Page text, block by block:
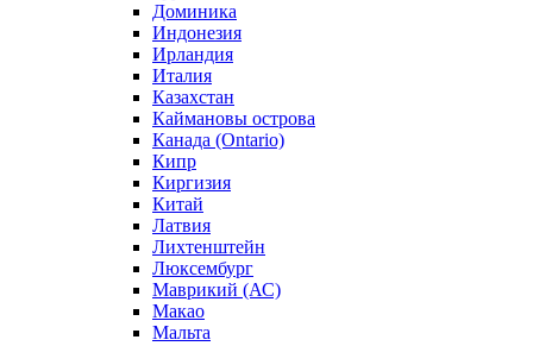
Доминика
Индонезия
Ирландия
Италия
Казахстан
Каймановы острова
Канада (Ontario)
Кипр
Киргизия
Китай
Латвия
Лихтенштейн
Люксембург
Маврикий (АС)
Макао
Мальта